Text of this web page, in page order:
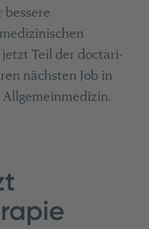
bessere
Teil der doctari-
nächsten Job in